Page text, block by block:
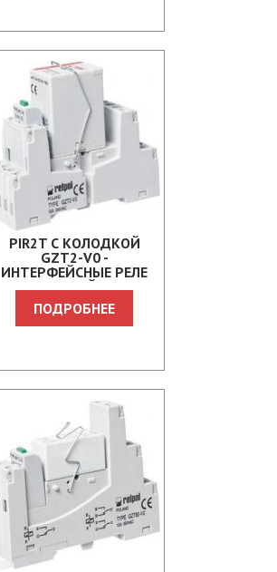
PIR2T С КОЛОДКОЙ
GZT2-V0 -
ИНТЕРФЕЙСНЫЕ РЕЛЕ
ДЛЯ ЖЕЛЕЗНОЙ ДОРОГИ
ПОДРОБНЕЕ